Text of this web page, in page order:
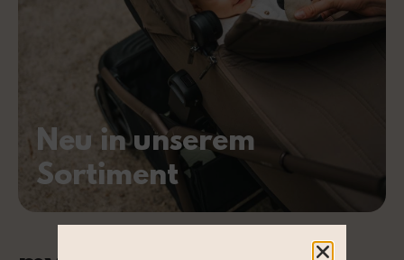
Neu in unserem
Sortiment